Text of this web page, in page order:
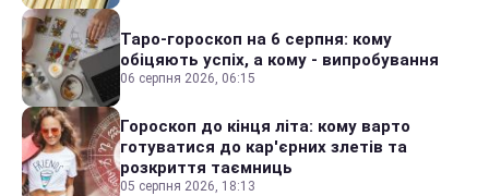
Таро-гороскоп на 6 серпня: кому
обіцяють успіх, а кому - випробування
06 серпня 2026, 06:15
Гороскоп до кінця літа: кому варто
готуватися до кар'єрних злетів та
розкриття таємниць
05 серпня 2026, 18:13